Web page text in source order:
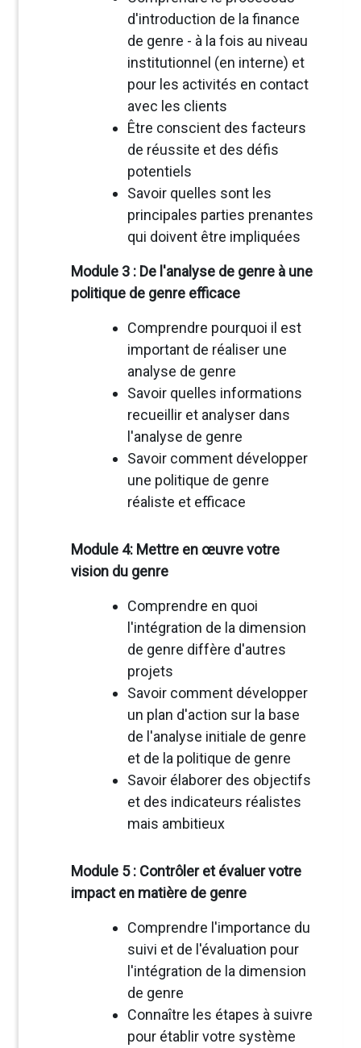
d'introduction de la finance
de genre - à la fois au niveau
institutionnel (en interne) et
pour les activités en contact
avec les clients
Être conscient des facteurs
de réussite et des défis
potentiels
Savoir quelles sont les
principales parties prenantes
qui doivent être impliquées
Module 3 : De l'analyse de genre à une
politique de genre efficace
Comprendre pourquoi il est
important de réaliser une
analyse de genre
Savoir quelles informations
recueillir et analyser dans
l'analyse de genre
Savoir comment développer
une politique de genre
réaliste et efficace
Module 4: Mettre en œuvre votre
vision du genre
Comprendre en quoi
l'intégration de la dimension
de genre diffère d'autres
projets
Savoir comment développer
un plan d'action sur la base
de l'analyse initiale de genre
et de la politique de genre
Savoir élaborer des objectifs
et des indicateurs réalistes
mais ambitieux
Module 5 : Contrôler et évaluer votre
impact en matière de genre
Comprendre l'importance du
suivi et de l'évaluation pour
l'intégration de la dimension
de genre
Connaître les étapes à suivre
pour établir votre système